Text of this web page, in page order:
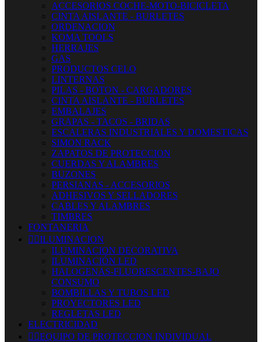
ACCESORIOS COCHE-MOTO-BICICLETA
CINTA AISLANTE - BURLETES
ORDENACION
KOMA TOOLS
HERRAJES
GAS
PRODUCTOS CELO
LINTERNAS
PILAS - BOTON - CARGADORES
CINTA AISLANTE - BURLETES
EMBALAJES
GRAPAS - TACOS - BRIDAS
ESCALERAS INDUSTRIALES Y DOMESTICAS
SIMON RACK
ZAPATOS DE PROTECCION
CUERDAS Y ALAMBRES
BUZONES
PERSIANAS - ACCESORIOS
ADHESIVOS Y SELLADORES
CABLES Y ALAMBRES
TIMBRES
FONTANERIA
 ILUMINACION
ILUMINACION DECORATIVA
ILUMINACIÓN LED
HALOGENAS-FLUORESCENTES-BAJO
CONSUMO
BOMBILLAS Y TUBOS LED
PROYECTORES LED
REGLETAS LED
ELECTRICIDAD
 EQUIPO DE PROTECCION INDIVIDUAL